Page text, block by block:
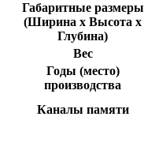
Габаритные размеры
(Ширина x Высота x
Глубина)
Вес
Годы (место)
производства
Каналы памяти